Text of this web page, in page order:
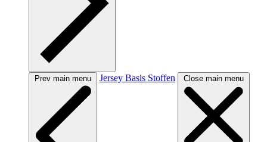
Prev main menu Jersey Basis Stoffen Close main menu